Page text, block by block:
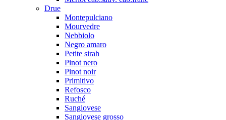
Drue
Montepulciano
Mourvedre
Nebbiolo
Negro amaro
Petite sirah
Pinot nero
Pinot noir
Primitivo
Refosco
Ruché
Sangiovese
Sangiovese grosso